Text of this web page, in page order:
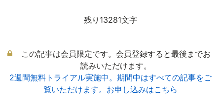
残り13281文字
この記事は会員限定です。会員登録すると最後までお
読みいただけます。
2週間無料トライアル実施中。期間中はすべての記事をご
覧いただけます。お申し込みはこちら